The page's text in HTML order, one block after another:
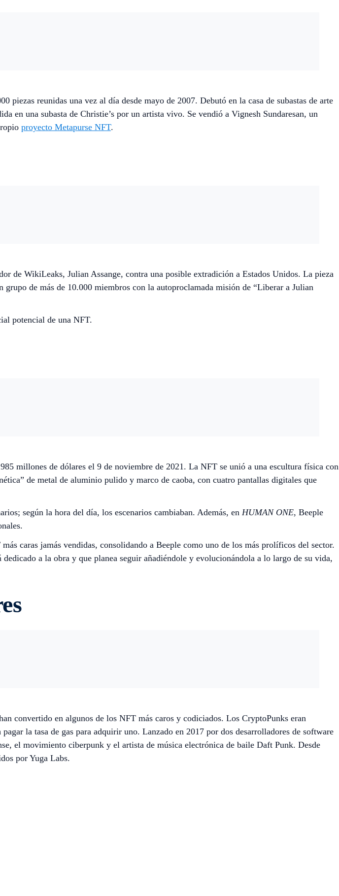
piezas reunidas una vez al día desde mayo de 2007. Debutó en la casa de subastas de arte
en una subasta de Christie’s por un artista vivo. Se vendió a Vignesh Sundaresan, un
proyecto Metapurse NFT.
de WikiLeaks, Julian Assange, contra una posible extradición a Estados Unidos. La pieza
grupo de más de 10.000 miembros con la autoproclamada misión de “Liberar a Julian
potencial de una NFT.
millones de dólares el 9 de noviembre de 2021. La NFT se unió a una escultura física con
de metal de aluminio pulido y marco de caoba, con cuatro pantallas digitales que
según la hora del día, los escenarios cambiaban. Además, en HUMAN ONE, Beeple
caras jamás vendidas, consolidando a Beeple como uno de los más prolíficos del sector.
dedicado a la obra y que planea seguir añadiéndole y evolucionándola a lo largo de su vida,
convertido en algunos de los NFT más caros y codiciados. Los CryptoPunks eran
la tasa de gas para adquirir uno. Lanzado en 2017 por dos desarrolladores de software
el movimiento ciberpunk y el artista de música electrónica de baile Daft Punk. Desde
por Yuga Labs.